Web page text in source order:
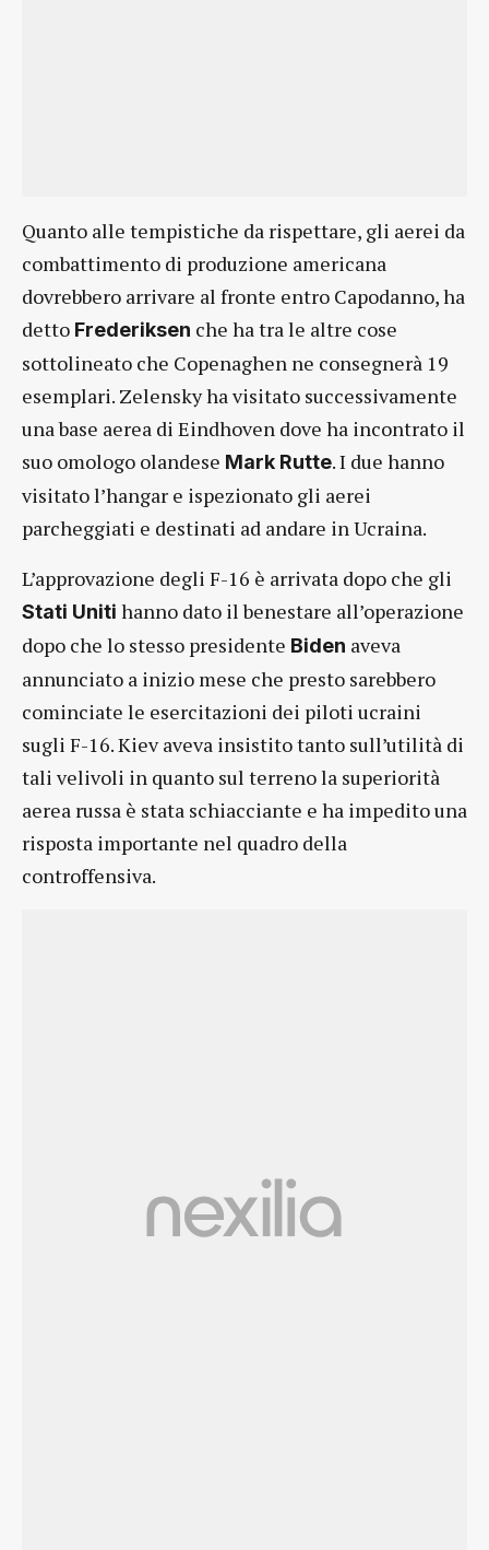
Quanto alle tempistiche da rispettare, gli aerei da
combattimento di produzione americana
dovrebbero arrivare al fronte entro Capodanno, ha
detto Frederiksen che ha tra le altre cose
sottolineato che Copenaghen ne consegnerà 19
esemplari. Zelensky ha visitato successivamente
una base aerea di Eindhoven dove ha incontrato il
suo omologo olandese Mark Rutte. I due hanno
visitato l’hangar e ispezionato gli aerei
parcheggiati e destinati ad andare in Ucraina.
L’approvazione degli F-16 è arrivata dopo che gli
Stati Uniti hanno dato il benestare all’operazione
dopo che lo stesso presidente Biden aveva
annunciato a inizio mese che presto sarebbero
cominciate le esercitazioni dei piloti ucraini
sugli F-16. Kiev aveva insistito tanto sull’utilità di
tali velivoli in quanto sul terreno la superiorità
aerea russa è stata schiacciante e ha impedito una
risposta importante nel quadro della
controffensiva.